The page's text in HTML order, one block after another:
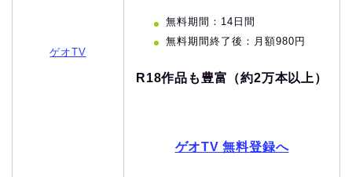
ゲオTV
無料期間：14日間
無料期間終了後：月額980円
R18作品も豊富（約2万本以上）
ゲオTV 無料登録へ